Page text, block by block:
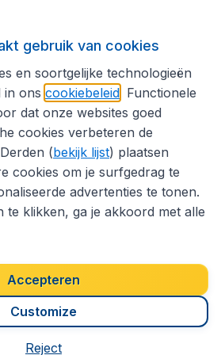
Privacybeleid
© 2026
gebruik van cookies
en soortgelijke technologieën
in ons cookiebeleid . Functionele
dat onze websites goed
cookies verbeteren de
(bekijk lijst) plaatsen
cookies om je surfgedrag te
advertenties te tonen.
klikken, ga je akkoord met alle
Accepteren
Customize
Reject